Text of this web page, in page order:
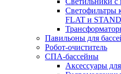
Светофильтры
FLAT и
Павильоны для
Робот-очиститель
СПА-бассейны
Аксессуары